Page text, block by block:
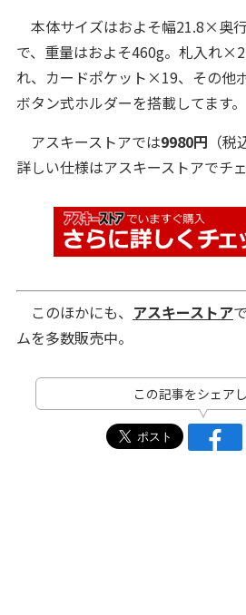
本体サイズはおよそ幅21.8×奥
で、重量はおよそ460g。札入れ
れ、カードポケット×19、その他
ボタン式ホルダーを搭載してます。
アスキーストアでは9980円 （
詳しい仕様はアスキーストアでチ
このほかにも、 アスキーストア
ムを多数販売中。
この記事をシェア